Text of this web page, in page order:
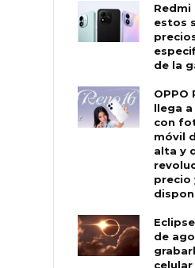
Redmi
estos
de la
OPPO
llega
con
móvil
alta y
precio
de